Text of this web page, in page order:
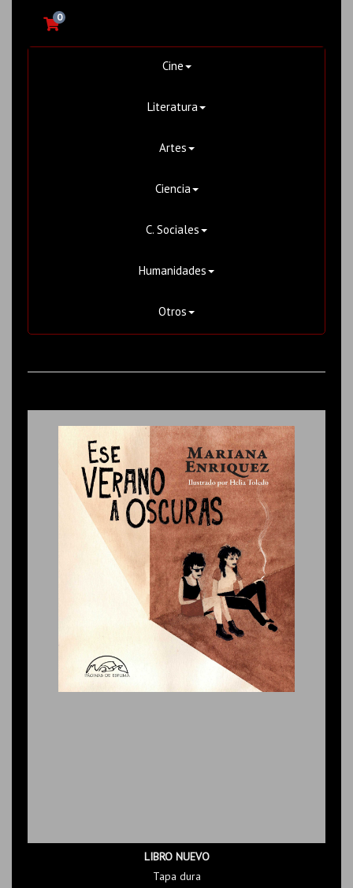
0
Cine
Literatura
Artes
Ciencia
C. Sociales
Humanidades
Otros
LIBRO NUEVO
Tapa dura